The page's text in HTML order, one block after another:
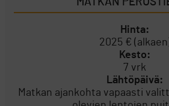
Hinta:
2025 €
Kesto:
7 vrk
Lähtöpäivä:
Matkan ajankohta vapaasti